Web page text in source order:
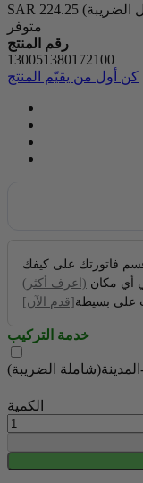
SAR 224.25
متوفر
رقم المنتج
130051380172100
كن أول من يقيّم المنتج
أي مكان (اعرف أكثر)
على بسيطة [قدم الآن]
خدمة التركيب
الكمية